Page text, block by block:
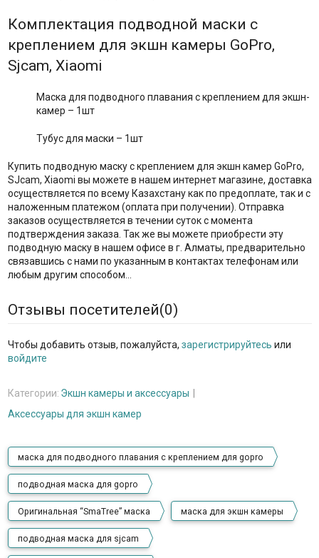
Комплектация подводной маски с
креплением для экшн камеры GoPro,
Sjcam, Xiaomi
Маска для подводного плавания с креплением для экшн-
камер – 1шт
Тубус для маски – 1шт
Купить подводную маску с креплением для экшн камер GoPro,
SJcam, Xiaomi вы можете в нашем интернет магазине, доставка
осуществляется по всему Казахстану как по предоплате, так и с
наложенным платежом (оплата при получении). Отправка
заказов осуществляется в течении суток с момента
подтверждения заказа. Так же вы можете приобрести эту
подводную маску в нашем офисе в г. Алматы, предварительно
связавшись с нами по указанным в контактах телефонам или
любым другим способом...
Отзывы посетителей(0)
Чтобы добавить отзыв, пожалуйста, зарегистрируйтесь или
войдите
Категории: Экшн камеры и аксессуары
Аксессуары для экшн камер
маска для подводного плавания с креплением для gopro
подводная маска для gopro
Оригинальная “SmaTree” маска маска для экшн камеры
подводная маска для sjcam